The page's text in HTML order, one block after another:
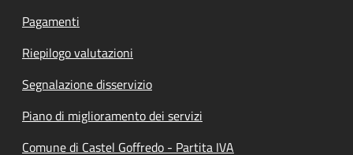
Pagamenti
Riepilogo valutazioni
Segnalazione disservizio
Piano di miglioramento dei servizi
Comune di Castel Goffredo - Partita IVA